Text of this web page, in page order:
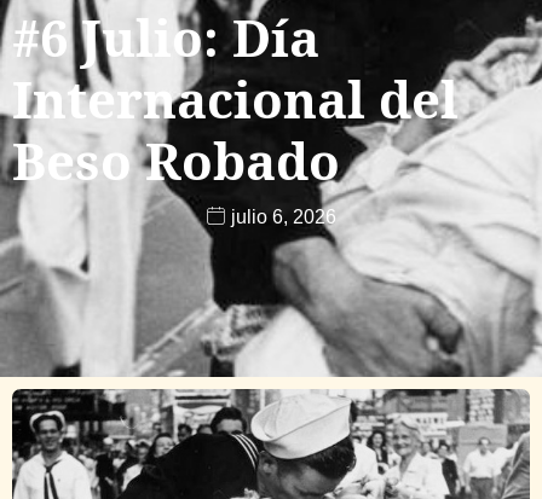
#6 Julio: Día
Internacional del
Beso Robado
julio 6, 2026